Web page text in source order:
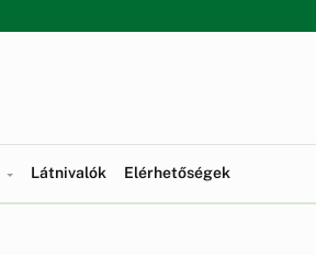
Látnivalók Elérhetőségek